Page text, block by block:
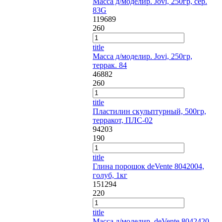
83G
119689
260
title
Масса д/моделир. Jovi, 250гр,
террак. 84
46882
260
title
Пластилин скульптурный, 500гр,
терракот, ПЛС-02
94203
190
title
Глина порошок deVente 8042004,
голуб, 1кг
151294
220
title